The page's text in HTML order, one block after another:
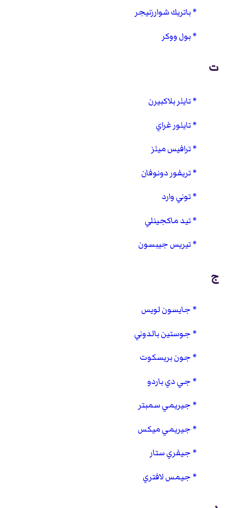
باتريك شوارزنيجر
بول ووكر
ت
تايلر بلاكبيرن
تايلور غراي
ترافيس ميلز
تريفور دونوفان
توني وارد
تيد ماكجينلي
تيريس جيبسون
ج
جايسون لويس
جوستين بالدوني
جون بريسكوت
جي دي باردو
جيريمي سمبتر
جيريمي ميكس
جيفري ستار
جيمس لافتري